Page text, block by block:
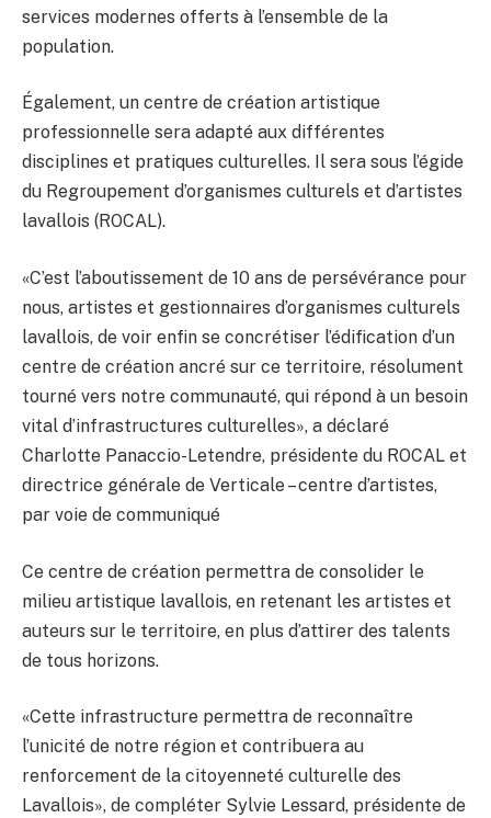
services modernes offerts à l’ensemble de la
population.
Également, un centre de création artistique
professionnelle sera adapté aux différentes
disciplines et pratiques culturelles. Il sera sous l’égide
du Regroupement d’organismes culturels et d’artistes
lavallois (ROCAL).
«C’est l’aboutissement de 10 ans de persévérance pour
nous, artistes et gestionnaires d’organismes culturels
lavallois, de voir enfin se concrétiser l’édification d’un
centre de création ancré sur ce territoire, résolument
tourné vers notre communauté, qui répond à un besoin
vital d’infrastructures culturelles», a déclaré
Charlotte Panaccio-Letendre, présidente du ROCAL et
directrice générale de Verticale – centre d’artistes,
par voie de communiqué
Ce centre de création permettra de consolider le
milieu artistique lavallois, en retenant les artistes et
auteurs sur le territoire, en plus d’attirer des talents
de tous horizons.
«Cette infrastructure permettra de reconnaître
l’unicité de notre région et contribuera au
renforcement de la citoyenneté culturelle des
Lavallois», de compléter Sylvie Lessard, présidente de